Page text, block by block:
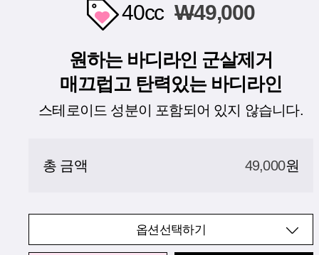
40cc W49,000
원하는 바디라인 군살제거
매끄럽고 탄력있는 바디라인
스테로이드 성분이 포함되어 있지 않습니다.
총 금액 49,000원
옵션선택하기